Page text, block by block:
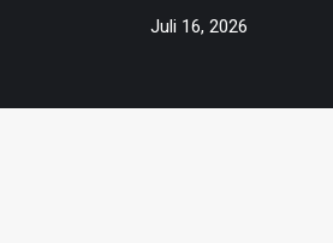
Juli 16, 2026